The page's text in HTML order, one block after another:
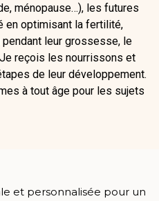
ménopause…), les futures
en optimisant la fertilité,
leur grossesse, le
reçois les nourrissons et
de leur développement.
à tout âge pour les sujets
et personnalisée pour un